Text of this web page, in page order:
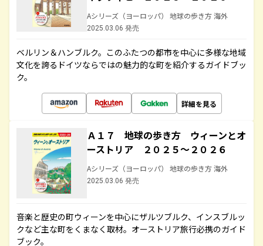
Aシリーズ（ヨーロッパ） 地球の歩き方 海外
2025.03.06 発売
ベルリン＆ハンブルク。このふたつの都市を中心に多様な地域
文化を誇るドイツならではの魅力的な町を紹介するガイドブッ
ク。
詳細を見る
Ａ１７ 地球の歩き方 ウィーンとオ
ーストリア ２０２５～２０２６
Aシリーズ（ヨーロッパ） 地球の歩き方 海外
2025.03.06 発売
音楽と歴史の町ウィーンを中心にザルツブルク、インスブルッ
クなど主な町をくまなく取材。オーストリア旅行必携のガイド
ブック。